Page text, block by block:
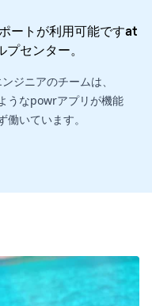
トが利用可能ですat
プセンター。
ジニアのチームは、
なpowrアプリが機能
働いています。